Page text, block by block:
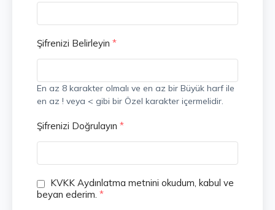
Şifrenizi Belirleyin *
En az 8 karakter olmalı ve en az bir Büyük harf ile
en az ! veya < gibi bir Özel karakter içermelidir.
Şifrenizi Doğrulayın *
KVKK Aydınlatma metnini okudum, kabul ve
beyan ederim. *